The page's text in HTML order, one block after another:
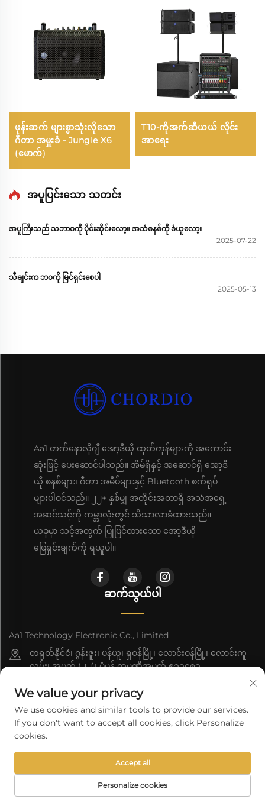
ဖုန်းဆက် များစွာသုံးလိုသော
ဂီတာ အမှူးခံ - Jungle X6
(မောက်)
T10-ကိုအက်ဆီယယ် လိုင်း
အာရေး
အပူပြင်းသော သတင်း
အပူကြီးသည် သဘာဝကို ပိုင်းဆိုင်းလော့။ အသံစနစ်ကို ခံယူလော့။
2025-07-22
သီချင်းက ဘဝကို မြင်ရှင်းစေပါ
2025-05-13
Aa1 တက်နောလိုဂျီ အော့ဒီယို ထုတ်ကုန်များကို အကောင်း
ဆုံးဖြင့် ပေးဆောင်ပါသည်။ အိမ်ရှိနှင့် အဆောင်ရှိ အော့ဒီ
ယို စနစ်များ၊ ဂီတာ အမီပ်များနှင့် Bluetooth စက်ရုပ်
များပါဝင်သည်။ ၂၂+ နှစ်မျှ အတိုင်းအတာရှိ အသံအရှေ့
အဆင်သင့်ကို ကမ္ဘာလုံးတွင် သိသာလာခံထားသည်။
ယခုမှာ သင့်အတွက် ပြုပြင်ထားသော အော့ဒီယို
ဖြေရှင်းချက်ကို ရယူပါ။
ဆက်သွယ်ပါ
Aa1 Technology Electronic Co., Limited
တရုတ်နိုင်ငံ၊ ဂွန်းဇူး၊ ပန်ယူ၊ ရှဝန်မြို့၊ လောင်းဝန်မြို့၊ လောင်းကူ
လမ်း၊ အမှတ် (၂၂)၊ ပုံမှန် ကုမ္ပဏီအမှတ် ၅၁၁၄၈၃
+86-19588875523
[email protected]
ပါသည်။ မူပိုင်အခွင့်အရေးအားလုံးကို ကာကွယ်ထားပါသည်။
ဖွယ်ရာမူဝါဒ
We value your privacy
We use cookies and similar tools to provide our services.
If you don't want to accept all cookies, click Personalize
cookies.
Personalize cookies
Accept all